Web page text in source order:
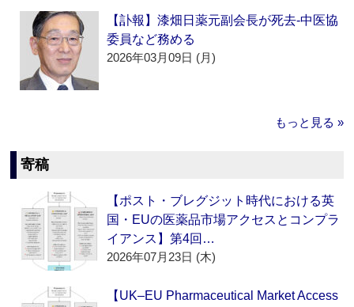
【訃報】漆畑日薬元副会長が死去‐中医協
委員など務める
2026年03月09日 (月)
もっと見る »
寄稿
【ポスト・ブレグジット時代における英
国・EUの医薬品市場アクセスとコンプラ
イアンス】第4回…
2026年07月23日 (木)
【UK–EU Pharmaceutical Market Access